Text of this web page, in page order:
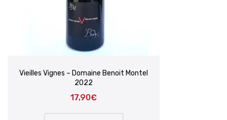
Vieilles Vignes – Domaine Benoit Montel
2022
17,90€